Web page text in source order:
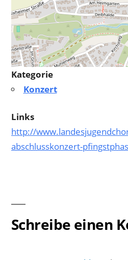
Kategorie
Konzert
Links
http://
abschlusskonzert-
Schreibe einen